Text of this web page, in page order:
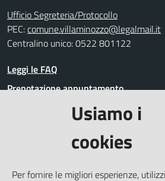
Usiamo i
cookies
Per fornire le migliori esperienze,
Ufficio Segreteria/Protocollo
PEC:comune.villaminozzo@legalmail.it
Centralino unico: 0522 801122
Leggi le FAQ
Prenotazione appuntamento
Segnalazione disservizio
Amministrazione trasparente